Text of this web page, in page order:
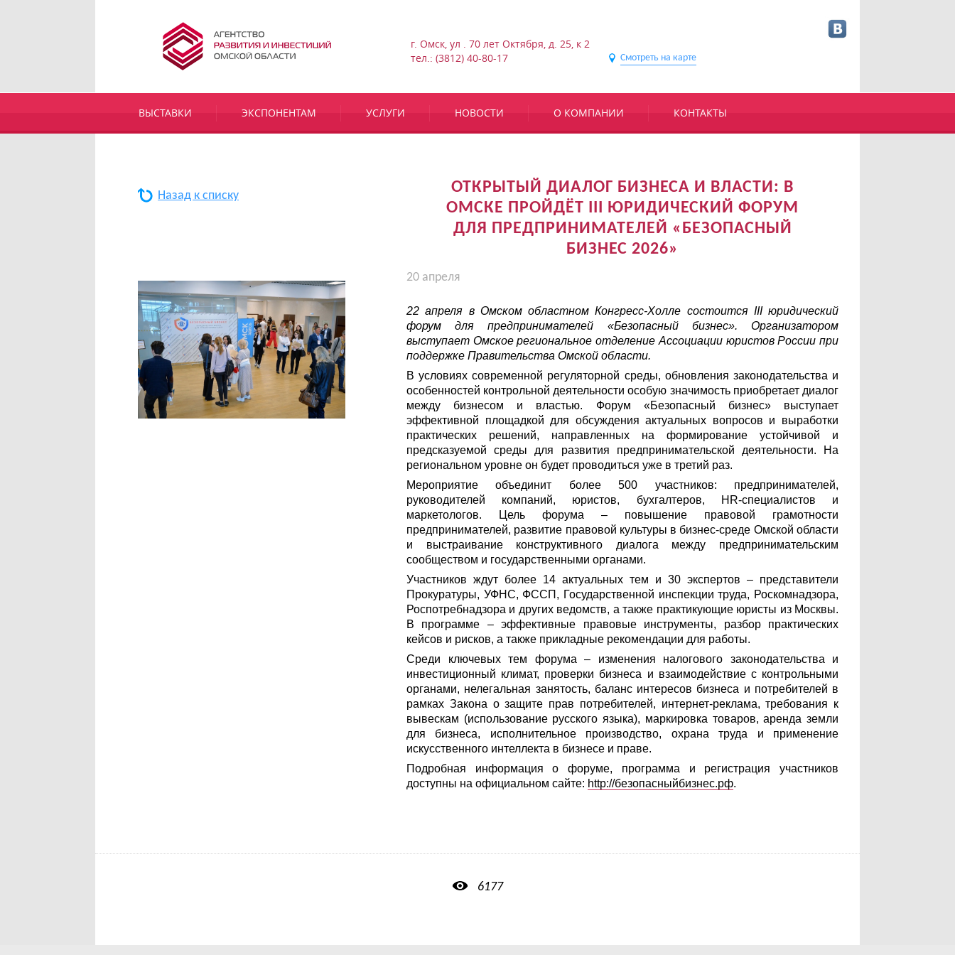
г. Омск, ул . 70 лет Октября, д. 25, к 2
тел.: (3812) 40-80-17
Смотреть на карте
ВЫСТАВКИ ЭКСПОНЕНТАМ УСЛУГИ НОВОСТИ О КОМПАНИИ КОНТАКТЫ
Назад к списку
ОТКРЫТЫЙ ДИАЛОГ БИЗНЕСА И ВЛАСТИ: В
ОМСКЕ ПРОЙДЁТ III ЮРИДИЧЕСКИЙ ФОРУМ
ДЛЯ ПРЕДПРИНИМАТЕЛЕЙ «БЕЗОПАСНЫЙ
БИЗНЕС 2026»
20 апреля
22 апреля в Омском областном Конгресс-Холле состоится IIIюридический
форум для предпринимателей «Безопасный бизнес». Организатором
выступает Омское региональное отделение Ассоциации юристов России при
поддержке Правительства Омской области.
В условиях современной регуляторной среды, обновления законодательства и
особенностей контрольной деятельности особую значимость приобретает диалог
между бизнесом и властью. Форум «Безопасный бизнес» выступает
эффективной площадкой для обсуждения актуальных вопросов и выработки
практических решений, направленных на формирование устойчивой и
предсказуемой среды для развития предпринимательской деятельности. На
региональном уровне он будет проводиться уже в третий раз.
Мероприятие объединит более 500 участников: предпринимателей,
руководителей компаний, юристов, бухгалтеров, HR-специалистов и
маркетологов. Цель форума – повышение правовой грамотности
предпринимателей, развитие правовой культуры в бизнес-среде Омской области
и выстраивание конструктивного диалога между предпринимательским
сообществом и государственными органами.
Участников ждут более 14 актуальных тем и 30 экспертов – представители
Прокуратуры, УФНС, ФССП, Государственной инспекции труда, Роскомнадзора,
Роспотребнадзора и других ведомств, а также практикующие юристы из Москвы.
В программе – эффективные правовые инструменты, разбор практических
кейсов и рисков, а также прикладные рекомендации для работы.
Среди ключевых тем форума – изменения налогового законодательства и
инвестиционный климат, проверки бизнеса и взаимодействие с контрольными
органами, нелегальная занятость, баланс интересов бизнеса и потребителей в
рамках Закона о защите прав потребителей, интернет-реклама, требования к
вывескам (использование русского языка), маркировка товаров, аренда земли
для бизнеса, исполнительное производство, охрана труда и применение
искусственного интеллекта в бизнесе и праве.
Подробная информация о форуме, программа и регистрация участников
доступны на официальном сайте: http://безопасныйбизнес.рф.
6177